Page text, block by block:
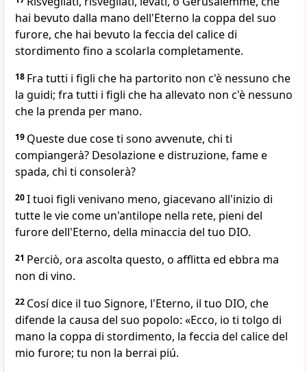
hai bevuto dalla mano dell'Eterno la coppa del suo
furore, che hai bevuto la feccia del calice di
stordimento fino a scolarla completamente.
18 Fra tutti i figli che ha partorito non c'è nessuno che
la guidi; fra tutti i figli che ha allevato non c'è nessuno
che la prenda per mano.
19 Queste due cose ti sono avvenute, chi ti
compiangerà? Desolazione e distruzione, fame e
spada, chi ti consolerà?
20I tuoi figli venivano meno, giacevano all'inizio di
tutte le vie come un'antilope nella rete, pieni del
furore dell'Eterno, della minaccia del tuo DIO.
21 Perciò, ora ascolta questo, o afflitta ed ebbra ma
non di vino.
22 Cosí dice il tuo Signore, l'Eterno, il tuo DIO, che
difende la causa del suo popolo: «Ecco, io ti tolgo di
mano la coppa di stordimento, la feccia del calice del
mio furore; tu non la berrai piú.